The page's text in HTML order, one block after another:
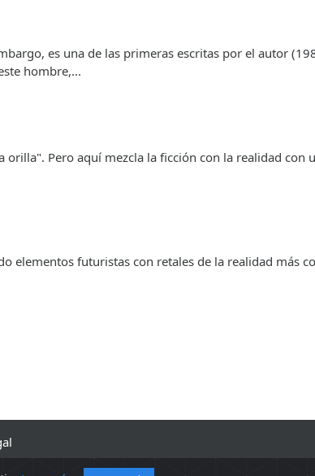
es una de las primeras escritas por el autor
hombre,...
Pero aquí mezcla la ficción con la realidad con
elementos futuristas con retales de la realidad más